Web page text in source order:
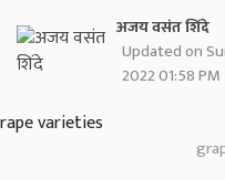
अजय वसंत शिंदे
Updated on
2022 01:58 PM